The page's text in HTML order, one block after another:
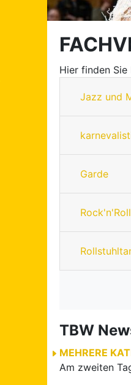
Hier finden
Jazz und
Garde
TBW
MEHRERE